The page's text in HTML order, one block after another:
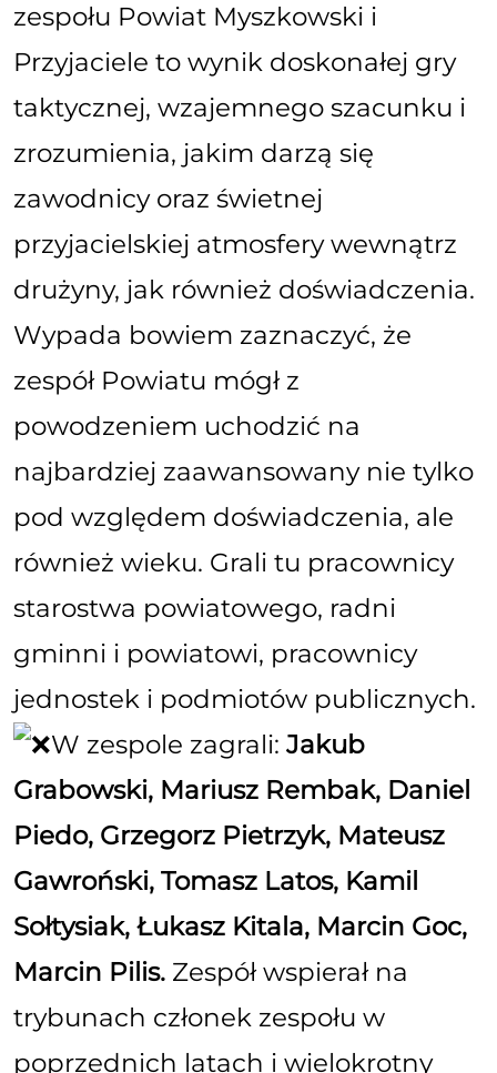
zespołu Powiat Myszkowski i
Przyjaciele to wynik doskonałej gry
taktycznej, wzajemnego szacunku i
zrozumienia, jakim darzą się
zawodnicy oraz świetnej
przyjacielskiej atmosfery wewnątrz
drużyny, jak również doświadczenia.
Wypada bowiem zaznaczyć, że
zespół Powiatu mógł z
powodzeniem uchodzić na
najbardziej zaawansowany nie tylko
pod względem doświadczenia, ale
również wieku. Grali tu pracownicy
starostwa powiatowego, radni
gminni i powiatowi, pracownicy
jednostek i podmiotów publicznych.
W zespole zagrali:Jakub
Grabowski, Mariusz Rembak, Daniel
Piedo, Grzegorz Pietrzyk, Mateusz
Gawroński, Tomasz Latos, Kamil
Sołtysiak, Łukasz Kitala, Marcin Goc,
Marcin Pilis. Zespół wspierał na
trybunach członek zespołu w
poprzednich latach i wielokrotny